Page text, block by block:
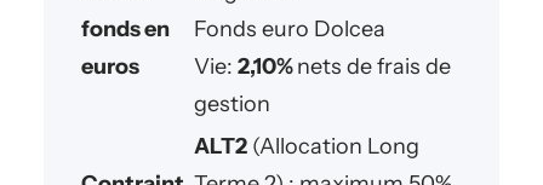
fonds en
euros
Fonds euro Dolcea
Vie: 2,10%nets de frais de
gestion
ALT2 (Allocation Long